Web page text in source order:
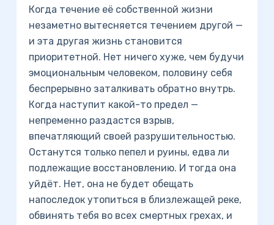
Когда течение её собственной жизни
незаметно вытесняется течением другой —
и эта другая жизнь становится
приоритетной. Нет ничего хуже, чем будучи
эмоциональным человеком, половину себя
беспрерывно заталкивать обратно внутрь.
Когда наступит какой-то предел —
непременно раздастся взрыв,
впечатляющий своей разрушительностью.
Останутся только пепел и руины, едва ли
подлежащие восстановлению. И тогда она
уйдёт. Нет, она не будет обещать
напоследок утопиться в близлежащей реке,
обвинять тебя во всех смертных грехах, и